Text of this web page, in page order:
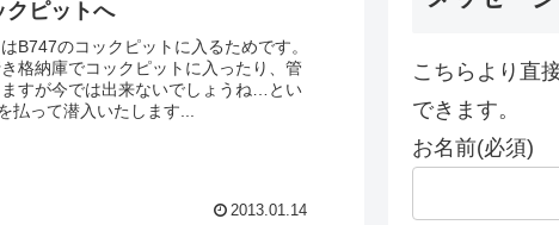
ピットへ
B747のコックピットに入るためです。
格納庫でコックピットに入ったり、管
すが今では出来ないでしょうね…とい
払って潜入いたします...
2013.01.14
こちらより直
できます。
お名前(必須)